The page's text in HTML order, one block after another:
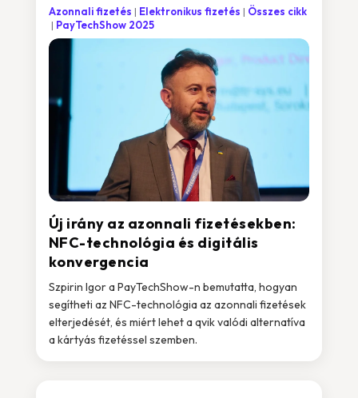
Új irány az azonnali fizetésekben:
NFC-technológia és digitális
konvergencia
Azonnali fizetés Elektronikus fizetés
Összes cikk
PayTechShow 2025
Szpirin Igor a PayTechShow-n bemutatta, hogyan
segítheti az NFC-technológia az azonnali fizetések
elterjedését, és miért lehet a qvik valódi alternatíva
a kártyás fizetéssel szemben.